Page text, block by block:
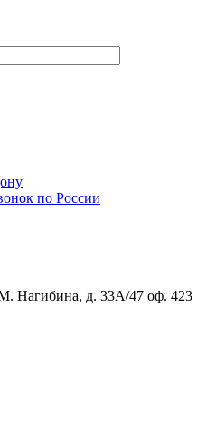
по России
Нагибина, д. 33А/47 оф. 423